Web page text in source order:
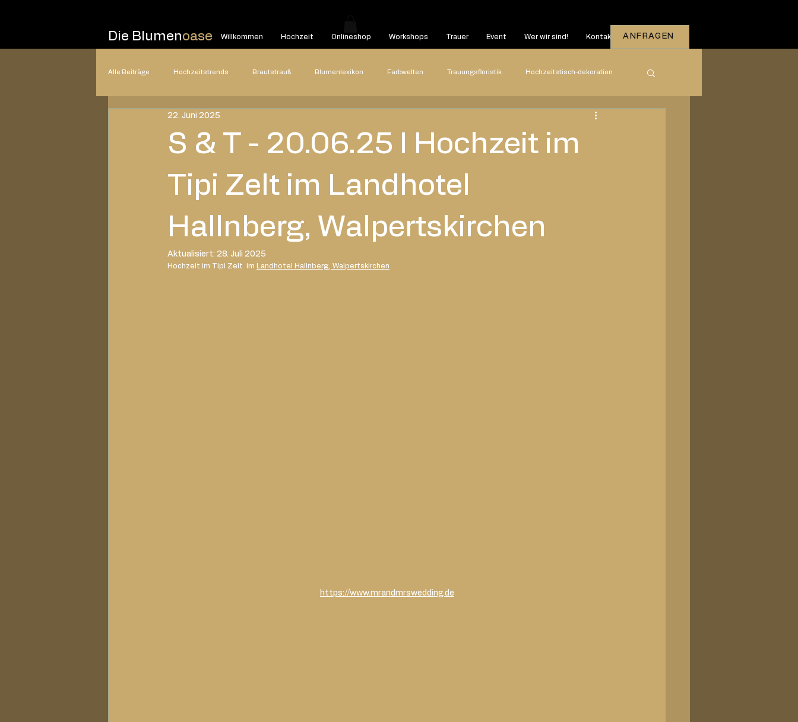
Die Blumenoase Willkommen Hochzeit Onlineshop Workshops Trauer Event Wer wir sind! Kontakt ANFRAGEN
Alle Beiträge Hochzeitstrends Brautstrauß Blumenlexikon Farbwelten Trauungsfloristik Hochzeitstisch-dekoration
Hochzeitsplanung Hochzeitsstile
S & T - 20.06.25 I Hochzeit im
Tipi Zelt im Landhotel
Hallnberg, Walpertskirchen
22. Juni 2025
Aktualisiert: 28. Juli 2025
Hochzeit im Tipi Zelt  im Landhotel Hallnberg, Walpertskirchen
https://www.mrandmrswedding.de